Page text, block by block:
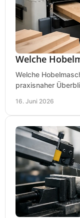
Welche
Welche
praxisnaher
16. Juni 2026